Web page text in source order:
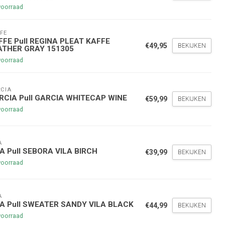
Pull REGINA PLEAT KAFFE
GRAY 151305
€49,95 BEKIJKEN
Pull GARCIA WHITECAP WINE €59,99 BEKIJKEN
Pull SEBORA VILA BIRCH €39,99 BEKIJKEN
Pull SWEATER SANDY VILA BLACK €44,99 BEKIJKEN
bestelling
van €45,00